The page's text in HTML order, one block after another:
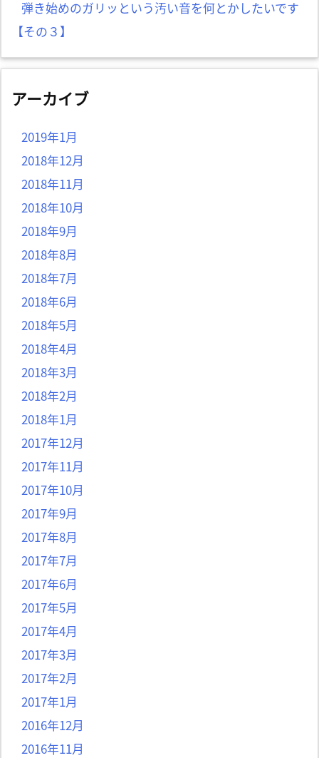
弾き始めのガリッという汚い音を何とかしたいです
【その３】
アーカイブ
2019年1月
2018年12月
2018年11月
2018年10月
2018年9月
2018年8月
2018年7月
2018年6月
2018年5月
2018年4月
2018年3月
2018年2月
2018年1月
2017年12月
2017年11月
2017年10月
2017年9月
2017年8月
2017年7月
2017年6月
2017年5月
2017年4月
2017年3月
2017年2月
2017年1月
2016年12月
2016年11月